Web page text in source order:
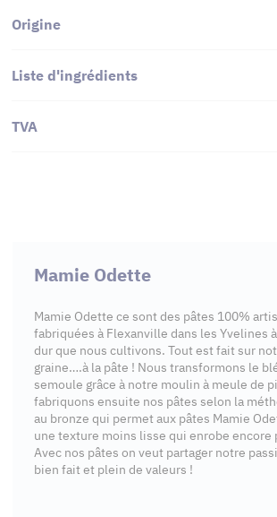
Origine
Liste d'ingrédients
TVA
Mamie Odette
Mamie Odette ce sont des pâtes 100%
fabriquées à Flexanville dans les Yvelines
dur que nous cultivons. Tout est fait sur
graine….à la pâte ! Nous transformons le
semoule grâce à notre moulin à meule de
fabriquons ensuite nos pâtes selon la
au bronze qui permet aux pâtes Mamie
une texture moins lisse qui enrobe encore
Avec nos pâtes on veut partager notre
bien fait et plein de valeurs !